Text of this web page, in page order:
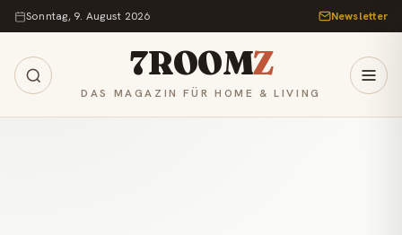
Zum Inhalt springen
Sonntag, 9. August 2026 Newsletter
7ROOMZ
DAS MAGAZIN FÜR HOME & LIVING